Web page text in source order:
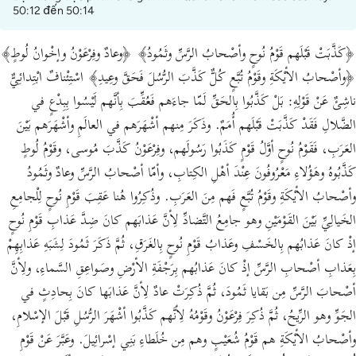
50:12 đến 50:14
﴿كَذَّبَتْ قَبْلَهم قَوْمُ نُوحٍ وأصْحابُ الرَّسِّ وثَمُودُ﴾ ﴿وعادٌ وفِرْعَوْنُ وإخْوانُ لُوطٍ﴾
﴿وأصْحابُ الأيْكَةِ وقَوْمُ تُبَّعٍ كُلٌّ كَذَّبَ الرُّسُلَ فَحَقَّ وعِيدِ﴾ اسْتِئْنافٌ ابْتِدائِيٌّ
ناشِئٌ عَنْ قَوْلِهِ: بَلْ كَذَّبُوا بِالحَقِّ لَمّا جاءَهم فَعُقِّبَ بِأنَّهم لَيْسُوا بِبِدْعٍ في
الضَّلالِ فَقَدْ كَذَّبَتْ قَبْلَهم أُمَمٌ. وذَكَرَ مِنهم أشْهَرَهم في العالَمِ وأشْهَرَهم بَيْنَ
العَرَبِ، فَقَوْمُ نُوحٍ أوَّلُ قَوْمٍ كَذَبُوا رَسُولَهم، وفِرْعَوْنُ كَذَّبَ مُوسى، وقَوْمُ لُوطٍ
كَذَّبُوهُ وهَؤُلاءِ مَعْرُوفُونَ عِنْدَ أهْلِ الكِتابِ، وأمّا أصْحابُ الرَّسِّ وعادٌ وثَمُودُ
وأصْحابُ الأيْكَةِ وقَوْمُ تُبَّعٍ فَهم مِنَ العَرَبِ. وذُكِرُوا هُنا عَقِبَ قَوْمِ نُوحٍ لِلْجامِعِ
الخَيالِيِّ بَيْنَ القَوْمَيْنِ وهو جامِعُ التَّضادِّ لِأنَّ عَذابَهم كانَ ضِدَّ عَذابِ قَوْمِ نُوحٍ
إذْ كانَ عَذابُهم بِالخَسْفِ وعَذابُ قَوْمِ نُوحٍ بِالغَرَقِ، ثُمَّ ذَكَرَ ثَمُودَ لِشَبَهِ عَذابِهِمْ
بِعَذابِ أصْحابِ الرَّسِّ إذْ كانَ عَذابُهم بِرَجْفَةِ الأرْضِ وصَواعِقِ السَّماءِ، ولِأنَّ
أصْحابَ الرَّسِّ مِن بَقايا ثَمُودَ، ثُمَّ ذُكِرَتْ عادٌ لِأنَّ عَذابَها كانَ بِحادِثٍ في
الجَوِّ وهو الرِّيحُ، ثُمَّ ذُكِرَ فِرْعَوْنُ وقَوْمُهُ لِأنَّهم كَذَّبُوا أشْهَرَ الرُّسُلِ قَبْلَ الإسْلامِ،
وأصْحابُ الأيْكَةِ هم قَوْمُ شُعَيْبٍ وهم مِن خُلَطاءِ بَنِي إسْرائِيلَ. وعَبَّرَ عَنْ قَوْمِ